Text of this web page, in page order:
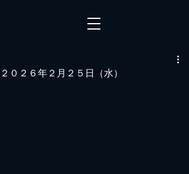
２０２６年２月２５日（水）